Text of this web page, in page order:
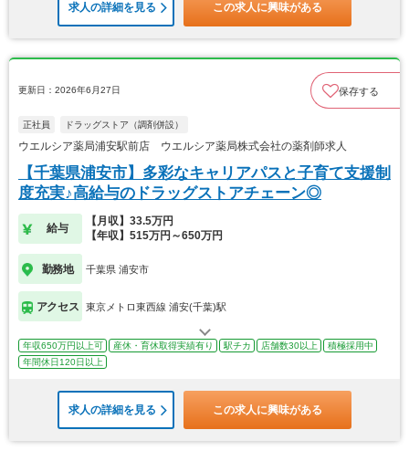
求人の詳細を見る この求人に興味がある
更新日：2026年6月27日 保存する
正社員 ドラッグストア（調剤併設）
ウエルシア薬局浦安駅前店 ウエルシア薬局株式会社の薬剤師求人
【千葉県浦安市】多彩なキャリアパスと子育て支援制
度充実♪高給与のドラッグストアチェーン◎
給与
【月収】33.5万円
【年収】515万円～650万円
勤務地 千葉県 浦安市
アクセス 東京メトロ東西線 浦安(千葉)駅
年収650万円以上可 産休・育休取得実績有り 駅チカ 店舗数30以上
積極採用中
年間休日120日以上
求人の詳細を見る この求人に興味がある